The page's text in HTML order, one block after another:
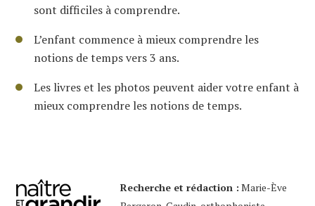
sont difficiles à comprendre.
L’enfant commence à mieux comprendre les
notions de temps vers 3 ans.
Les livres et les photos peuvent aider votre enfant à
mieux comprendre les notions de temps.
Recherche et rédaction : Marie-Ève